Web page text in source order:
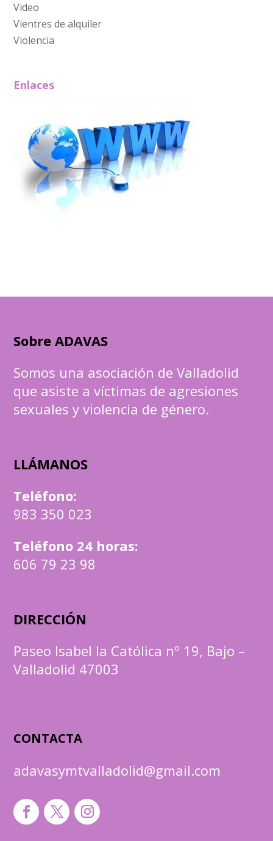
Video
Vientres de alquiler
Violencia
Enlaces
Sobre ADAVAS
Somos una asociación de Valladolid
que asiste a víctimas de agresiones
sexuales y violencia de género.
LLÁMANOS
Teléfono:
983 350 023
Teléfono 24 horas:
606 79 23 98
DIRECCIÓN
Paseo Isabel la Católica nº 19, Bajo –
Valladolid 47003
CONTACTA
adavasymtvalladolid@gmail.com